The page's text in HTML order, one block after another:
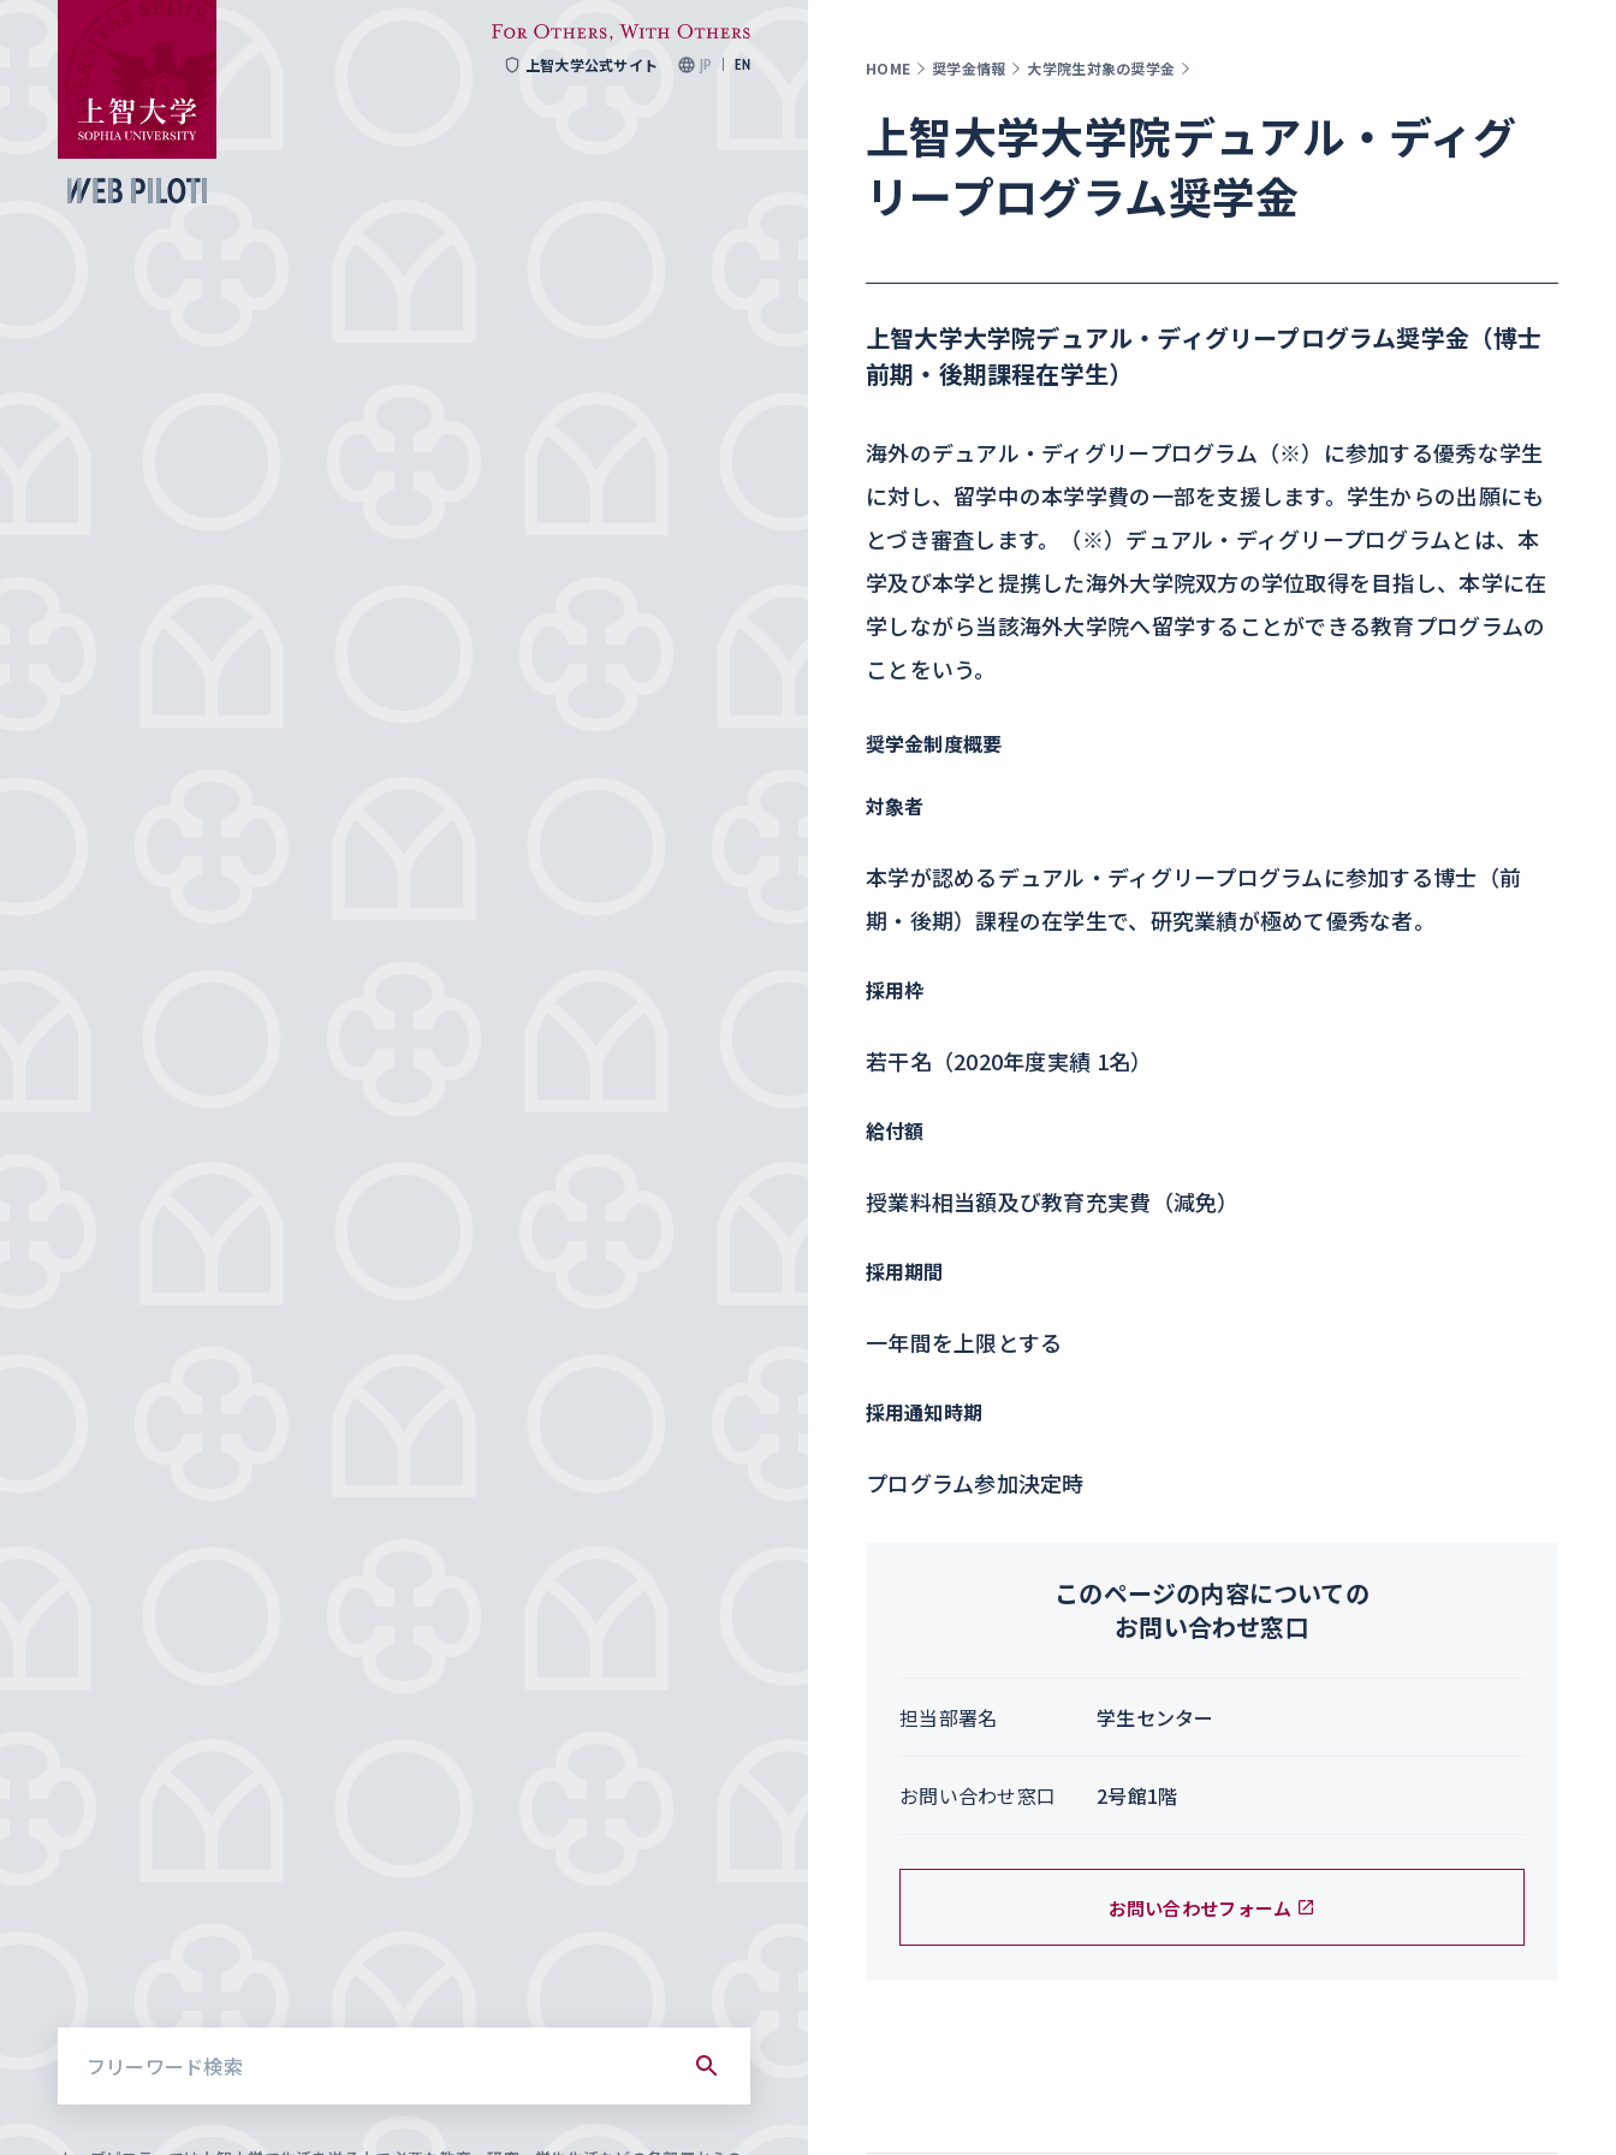
上智大学公式サイト JP EN HOME 奨学金情報 大学院生対象の奨学金
上智大学大学院デュアル・ディグ
リープログラム奨学金
上智大学大学院デュアル・ディグリープログラム奨学金（博士
前期・後期課程在学生）
海外のデュアル・ディグリープログラム（※）に参加する優秀な学生
に対し、留学中の本学学費の一部を支援します。学生からの出願にも
とづき審査します。（※）デュアル・ディグリープログラムとは、本
学及び本学と提携した海外大学院双方の学位取得を目指し、本学に在
学しながら当該海外大学院へ留学することができる教育プログラムの
ことをいう。
奨学金制度概要
対象者
本学が認めるデュアル・ディグリープログラムに参加する博士（前
期・後期）課程の在学生で、研究業績が極めて優秀な者。
採用枠
若干名（2020年度実績 1名）
給付額
授業料相当額及び教育充実費（減免）
採用期間
一年間を上限とする
採用通知時期
プログラム参加決定時
このページの内容についての
お問い合わせ窓口
担当部署名 学生センター
お問い合わせ窓口 2号館1階
お問い合わせフォーム